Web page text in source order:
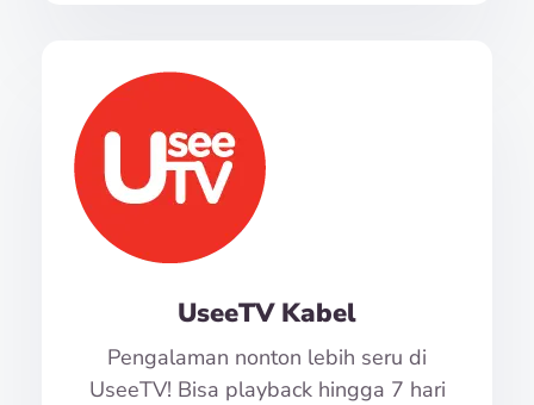
UseeTV Kabel
Pengalaman nonton lebih seru di
UseeTV! Bisa playback hingga 7 hari